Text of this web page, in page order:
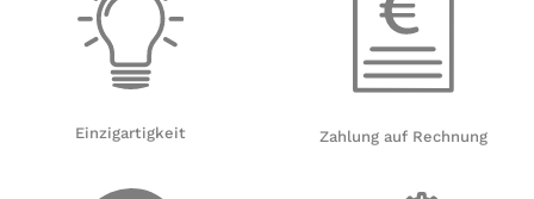
Einzigartigkeit Zahlung auf Rechnung